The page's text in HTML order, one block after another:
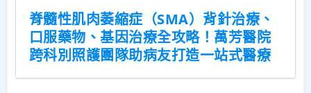
脊髓性肌肉萎縮症（SMA）背針治療、
口服藥物、基因治療全攻略！萬芳醫院
跨科別照護團隊助病友打造一站式醫療